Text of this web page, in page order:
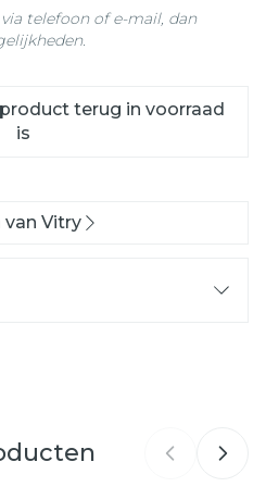
terug in voorraad
is
telefoon of e-mail, dan
van Vitry